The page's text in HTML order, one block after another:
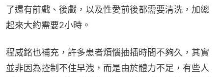
了還有前戲、後戲，以及性愛前後都需要清洗，加總
起來大約需要2小時。
程威銘也補充，許多患者煩惱抽插時間不夠久，其實
並非因為控制不住早洩，而是由於體力不足，有些人